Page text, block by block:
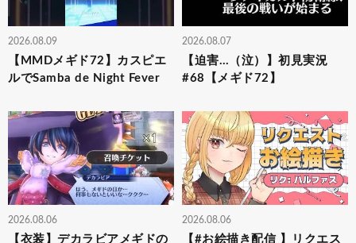
2026.08.09
【MMDメギド72】カスピエ
ルでSamba de Night Fever
2026.08.07
【迫害…（泣）】初見実況
#68【メギド72】
2026.08.06
【衣装】デカラビアメギドの
2026.08.06
【#お絵描き配信 】リクエス